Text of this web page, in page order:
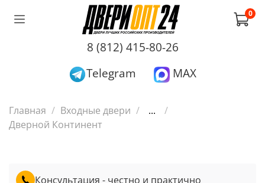
0
8 (812) 415-80-26
Telegram
MAX
Главная Входные двери
...
Дверной Континент
Консультация - честно и практично